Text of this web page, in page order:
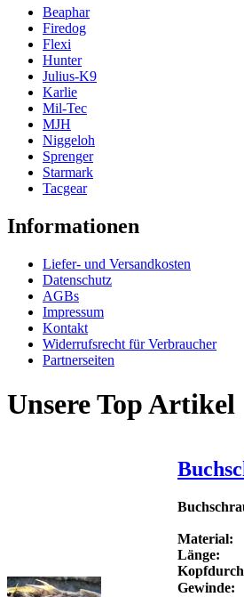
Beaphar
Firedog
Flexi
Hunter
Julius-K9
Karlie
Mil-Tec
MJH
Niggeloh
Sprenger
Starmark
Tacgear
Informationen
Liefer- und Versandkosten
Datenschutz
AGBs
Impressum
Kontakt
Widerrufsrecht für Verbraucher
Partnerseiten
Unsere Top Artikel
Material:
Länge:
Gewinde: